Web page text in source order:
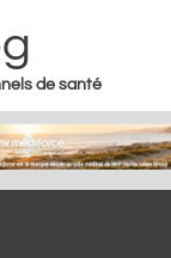
de santé